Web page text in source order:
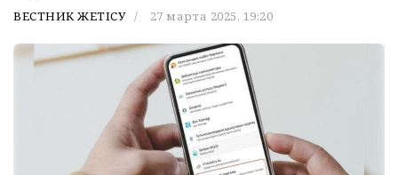
ВЕСТНИК ЖЕТІСУ 27 марта 2025, 19:20